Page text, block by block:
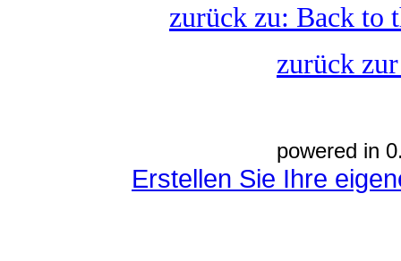
zurück zu: Back to
zurück
powered in
Erstellen Sie Ihre